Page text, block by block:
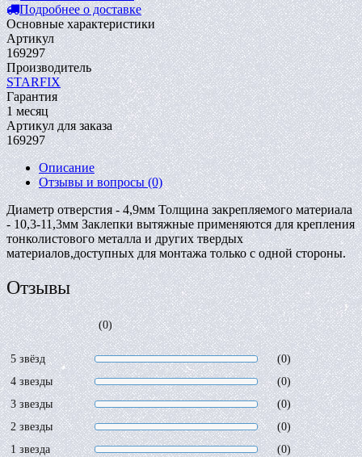
Подробнее о доставке
Основные характеристики
Артикул
169297
Производитель
STARFIX
Гарантия
1 месяц
Артикул для заказа
169297
Описание
Отзывы и вопросы(0)
Диаметр отверстия - 4,9мм Толщина закрепляемого материала
- 10,3-11,3мм Заклепки вытяжные применяются для крепления
тонколистового металла и других твердых
материалов,доступных для монтажа только с одной стороны.
Отзывы
(0)
5 звёзд
(0)
4 звезды
(0)
3 звезды
(0)
2 звезды
(0)
1 звезда
(0)